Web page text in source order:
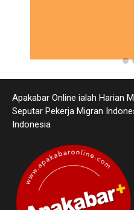
Apakabar Online ialah Harian
Seputar Pekerja Migran
Indonesia